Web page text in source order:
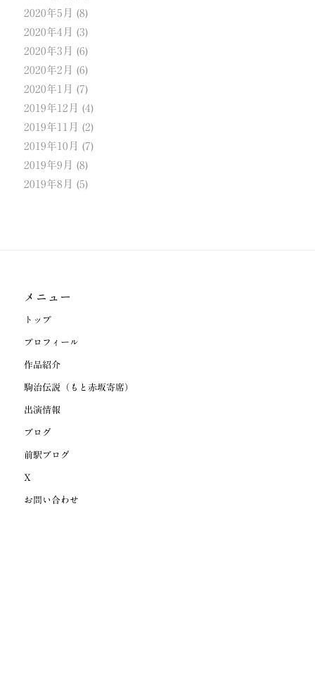
2020年5月 (8)
2020年4月 (3)
2020年3月 (6)
2020年2月 (6)
2020年1月 (7)
2019年12月 (4)
2019年11月 (2)
2019年10月 (7)
2019年9月 (8)
2019年8月 (5)
メニュー
トップ
プロフィール
作品紹介
駒治伝説（もと赤坂寄席）
出演情報
ブログ
前駅ブログ
X
お問い合わせ